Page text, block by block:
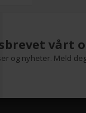
vårt
og nyheter. Meld